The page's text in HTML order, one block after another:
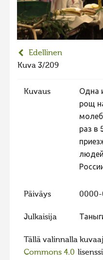
2023 kuvakilpailu lisä
Liikkuvat kuvat 2023
Hiite kuvavõistlus
Hiite kuvavõistlus
Hiite kuvavõistlus
Liikkuvat kuvat 2020
Hiite kuvavõistlus 2019
Hiite kuvavõistlus
Hiite kuvavõistlus 2016
Edellinen
Kuva 3/209
Kuvaus
Одна
рощ
раз в
людей
Päiväys
Julkaisija
Tällä valinnalla
Commons 4.0